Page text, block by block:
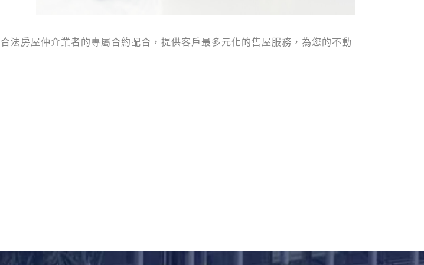
法房屋仲介業者的專屬合約配合，提供客戶最多元化的售屋服務，為您的不動